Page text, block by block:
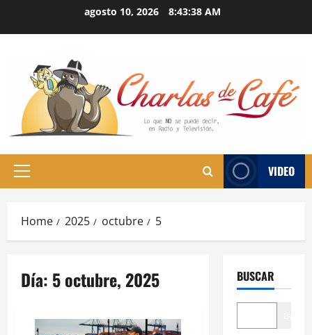
agosto 10, 2026 8:43:39 AM
Primary
VIDEO
Home 2025 octubre 5
Día: 5 octubre, 2025 BUSCAR